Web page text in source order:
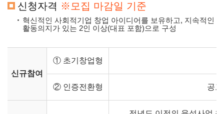
신청자격 ※모집 마감일 기준
혁신적인 사회적기업 창업 아이디어를 보유하고, 지속적인
활동의지가 있는 2인 이상(대표 포함)으로 구성
신규참여
① 초기창업형
② 인증전환형 공